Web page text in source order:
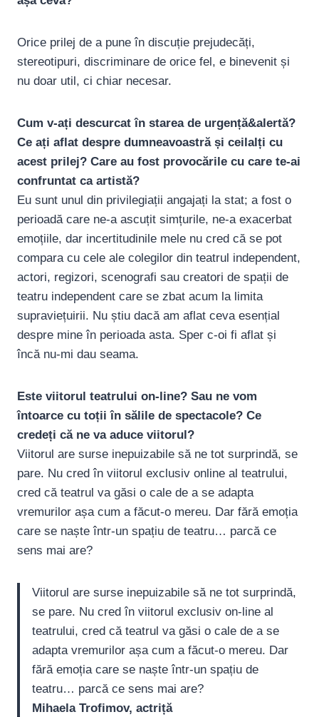
Orice prilej de a pune în discuție prejudecăți,
stereotipuri, discriminare de orice fel, e binevenit și
nu doar util, ci chiar necesar.
Cum v-ați descurcat în starea de urgență&alertă?
Ce ați aflat despre dumneavoastră și ceilalți cu
acest prilej? Care au fost provocările cu care te-ai
confruntat ca artistă?
Eu sunt unul din privilegiații angajați la stat; a fost o
perioadă care ne-a ascuțit simțurile, ne-a exacerbat
emoțiile, dar incertitudinile mele nu cred că se pot
compara cu cele ale colegilor din teatrul independent,
actori, regizori, scenografi sau creatori de spații de
teatru independent care se zbat acum la limita
supraviețuirii. Nu știu dacă am aflat ceva esențial
despre mine în perioada asta. Sper c-oi fi aflat și
încă nu-mi dau seama.
Este viitorul teatrului on-line? Sau ne vom
întoarce cu toții în sălile de spectacole? Ce
credeți că ne va aduce viitorul?
Viitorul are surse inepuizabile să ne tot surprindă, se
pare. Nu cred în viitorul exclusiv online al teatrului,
cred că teatrul va găsi o cale de a se adapta
vremurilor așa cum a făcut-o mereu. Dar fără emoția
care se naște într-un spațiu de teatru… parcă ce
sens mai are?
Viitorul are surse inepuizabile să ne tot surprindă,
se pare. Nu cred în viitorul exclusiv on-line al
teatrului, cred că teatrul va găsi o cale de a se
adapta vremurilor așa cum a făcut-o mereu. Dar
fără emoția care se naște într-un spațiu de
teatru… parcă ce sens mai are?
Mihaela Trofimov, actriță